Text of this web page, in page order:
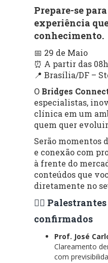
Prepare-se
experiência
conhecimento.
📅 29 de Maio
⏰ A partir das
📍 Brasília/DF –
O Bridges
especialistas,
clínica em um
quem quer
Serão momentos
e conexão com
à frente do
conteúdos que
diretamente no
👨‍⚕️
confirmados
Prof. José
Clareamento
com